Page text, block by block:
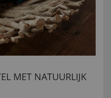
MET NATUURLIJK